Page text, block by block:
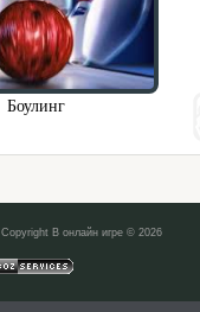
Боулинг
Copyright В онлайн игре © 2026